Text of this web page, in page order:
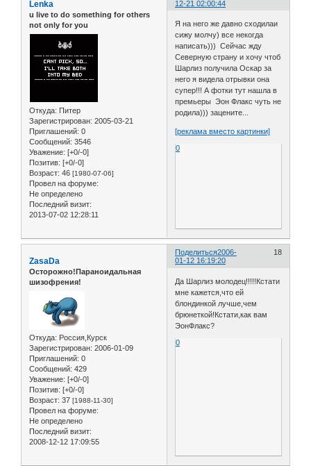
12-21 02:00:44
Lenka
u live to do something for others
not only for you
Откуда: Питер
Зарегистрирован: 2005-03-21
Приглашений: 0
Сообщений: 3546
Уважение: [+0/-0]
Позитив: [+0/-0]
Возраст: 46 [1980-07-06]
Провел на форуме:
Не определено
Последний визит:
2013-07-02 12:28:11
Я на него же давно сходилаи
сижу молчу) все некогда
написать))) Сейчас жду
Северную страну и хочу чтоб
Шарлиз получила Оскар за
него я видела отрывки она
супер!!! А фотки тут нашла в
премьеры Эон Флакс чуть не
родила))) зацените...
[реклама вместо картинки]
0
Поделиться 18
2006-
01-12 16:19:20
ZasaDa
Осторожно!Параноидальная
шизофрения!
Откуда: Россия,Курск
Зарегистрирован: 2006-01-09
Приглашений: 0
Сообщений: 429
Уважение: [+0/-0]
Позитив: [+0/-0]
Возраст: 37 [1988-11-30]
Провел на форуме:
Не определено
Последний визит:
2008-12-12 17:09:55
Да Шарлиз молодец!!!!!Кстати
мне кажется,что ей
блондинкой лучше,чем
брюнеткой!Кстати,как вам
ЭонФлакс?
0